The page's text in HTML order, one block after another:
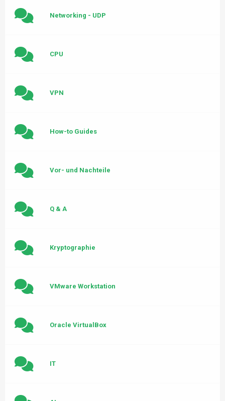
Networking - UDP
CPU
VPN
How-to Guides
Vor- und Nachteile
Q & A
Kryptographie
VMware Workstation
Oracle VirtualBox
IT